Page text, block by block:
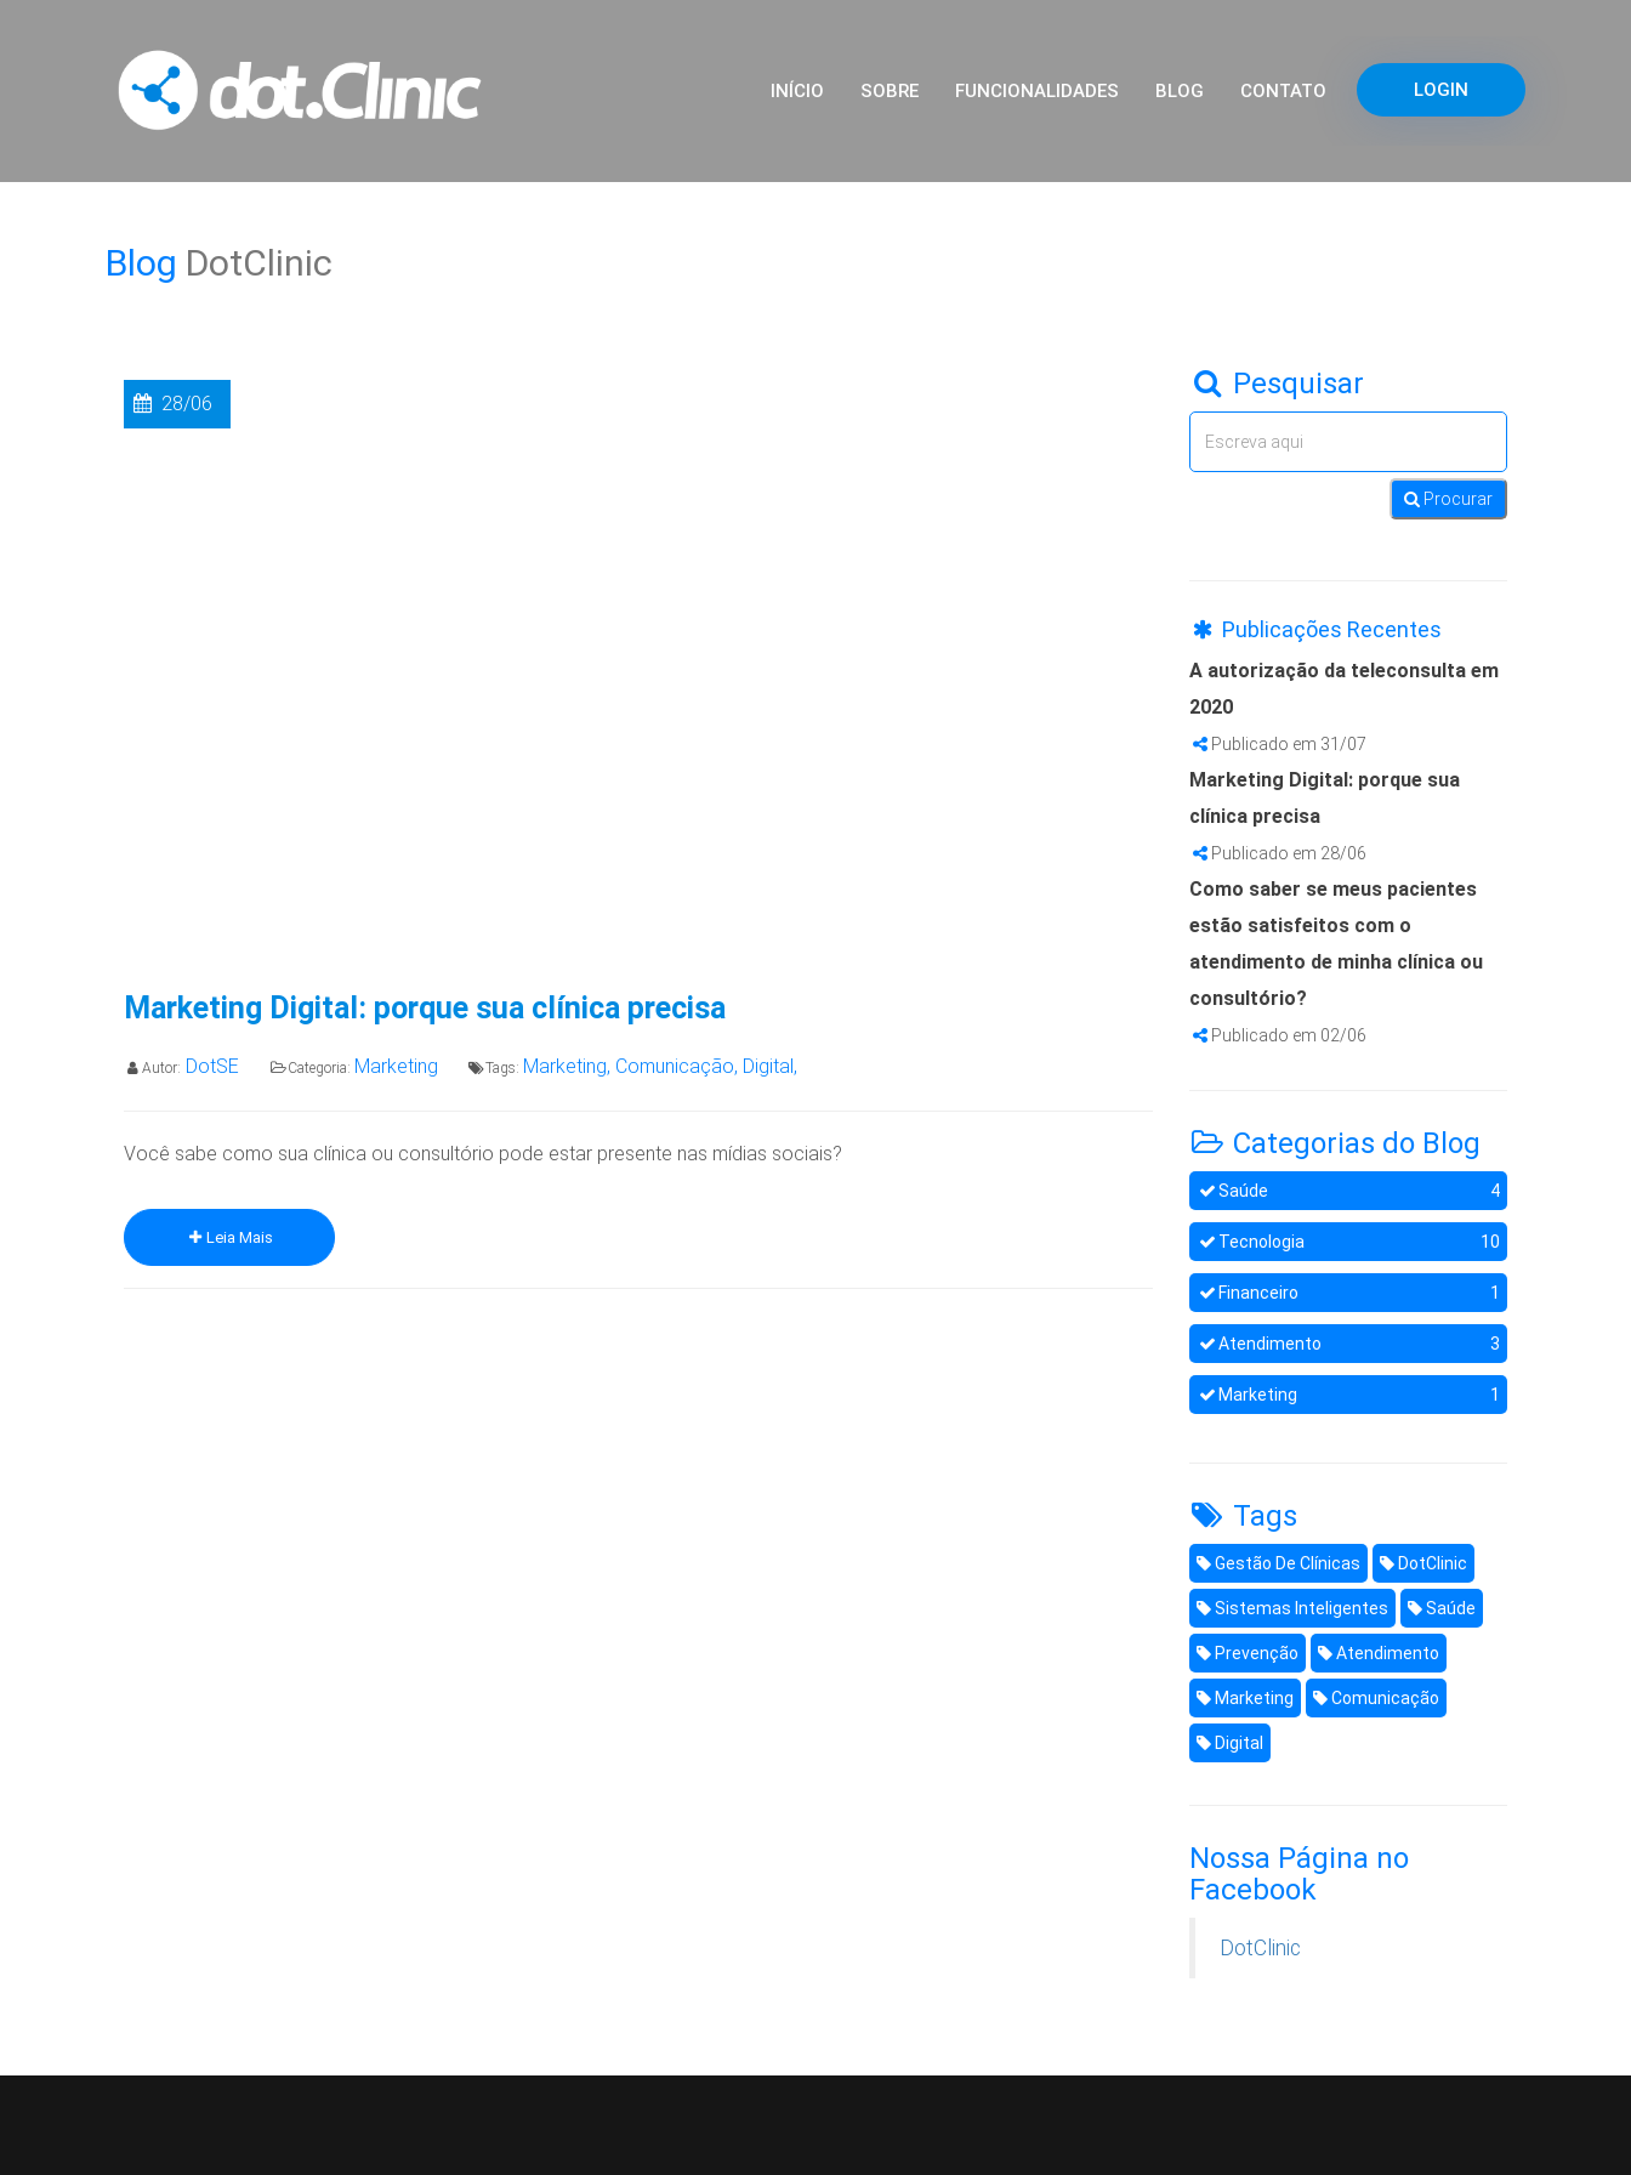
INÍCIO SOBRE FUNCIONALIDADES BLOG CONTATO LOGIN
Blog DotClinic
28/06
Marketing Digital: porque sua clínica precisa
Autor: DotSE Categoria: Marketing Tags: Marketing, Comunicação, Digital,
Você sabe como sua clínica ou consultório pode estar presente nas mídias sociais?
Leia Mais
Pesquisar
Procurar
Publicações Recentes
A autorização da teleconsulta em
2020
Publicado em 31/07
Marketing Digital: porque sua
clínica precisa
Publicado em 28/06
Como saber se meus pacientes
estão satisfeitos com o
atendimento de minha clínica ou
consultório?
Publicado em 02/06
Categorias do Blog
Saúde 4
Tecnologia 10
Financeiro 1
Atendimento 3
Marketing 1
Tags
Gestão De Clínicas DotClinic
Sistemas Inteligentes Saúde
Prevenção Atendimento
Marketing Comunicação
Digital
Nossa Página no
Facebook
DotClinic